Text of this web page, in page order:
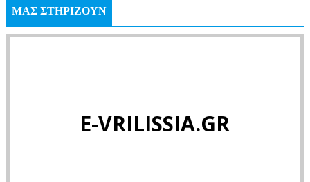
ΜΑΣ ΣΤΗΡΙΖΟΥΝ
E-VRILISSIA.GR